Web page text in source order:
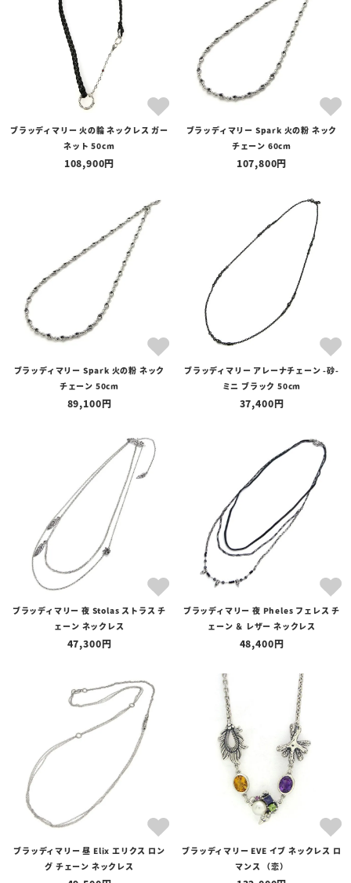
ブラッディマリー 火の輪 ネックレス ガー
ネット 50cm
108,900
ブラッディマリー Spark 火の粉 ネック
チェーン 60cm
107,800
ブラッディマリー Spark 火の粉 ネック
チェーン 50cm
89,100
ブラッディマリー アレーナチェーン -砂-
ミニ ブラック 50cm
37,400
ブラッディマリー 夜 Stolas ストラス チ
ェーン ネックレス
47,300
ブラッディマリー 夜 Pheles フェレス チ
ェーン ＆ レザー ネックレス
48,400
ブラッディマリー 昼 Elix エリクス ロン
グ チェーン ネックレス
ブラッディマリー EVE イブ ネックレス ロ
マンス （恋）